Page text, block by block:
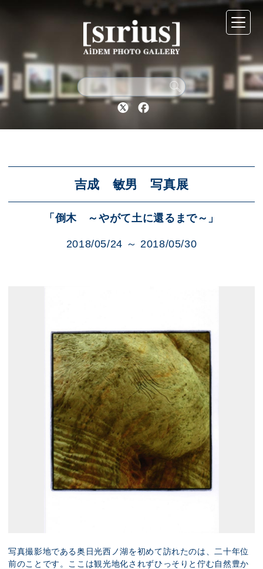
Twitter Facebook
吉成 敏男 写真展
「倒木 ～やがて土に還るまで～」
2018/05/24 ～ 2018/05/30
写真撮影地である奥日光西ノ湖を初めて訪れたのは、二十年位
前のことです。ここは観光地化されずひっそりと佇む自然豊か
シリウスについて
展示スケジュール